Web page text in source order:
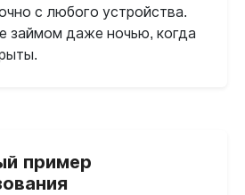
с любого устройства.
займом даже ночью, когда
пример